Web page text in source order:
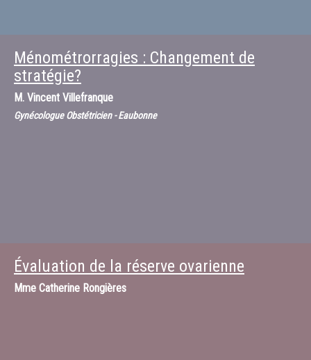
Ménométrorragies : Changement de
stratégie?
M. Vincent Villefranque
Gynécologue Obstétricien - Eaubonne
Évaluation de la réserve ovarienne
Mme Catherine Rongières